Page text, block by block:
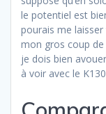
le potentiel est
pourais me
mon gros coup
je dois bien
à voir avec le